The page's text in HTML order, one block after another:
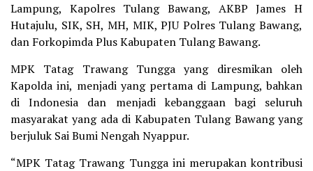
Lampung, Kapolres Tulang Bawang, AKBP James H
Hutajulu, SIK, SH, MH, MIK, PJU Polres Tulang Bawang,
dan Forkopimda Plus Kabupaten Tulang Bawang.
MPK Tatag Trawang Tungga yang diresmikan oleh
Kapolda ini, menjadi yang pertama di Lampung, bahkan
di Indonesia dan menjadi kebanggaan bagi seluruh
masyarakat yang ada di Kabupaten Tulang Bawang yang
berjuluk Sai Bumi Nengah Nyappur.
“MPK Tatag Trawang Tungga ini merupakan kontribusi